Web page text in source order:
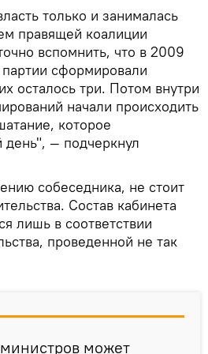
только и занималась
правящей коалиции
вспомнить, что в 2009
сформировали
осталось три. Потом внутри
начали происходить
которое
день", — подчеркнул
собеседника, не стоит
Состав кабинета
лишь в соответствии
проведенной не так
может